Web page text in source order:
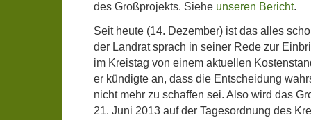
des Großprojekts. Siehe unseren Bericht.
Seit heute (14. Dezember) ist das alles
der Landrat sprach in seiner Rede zur
im Kreistag von einem aktuellen
er kündigte an, dass die Entscheidung
nicht mehr zu schaffen sei. Also wird das
21. Juni 2013 auf der Tagesordnung des